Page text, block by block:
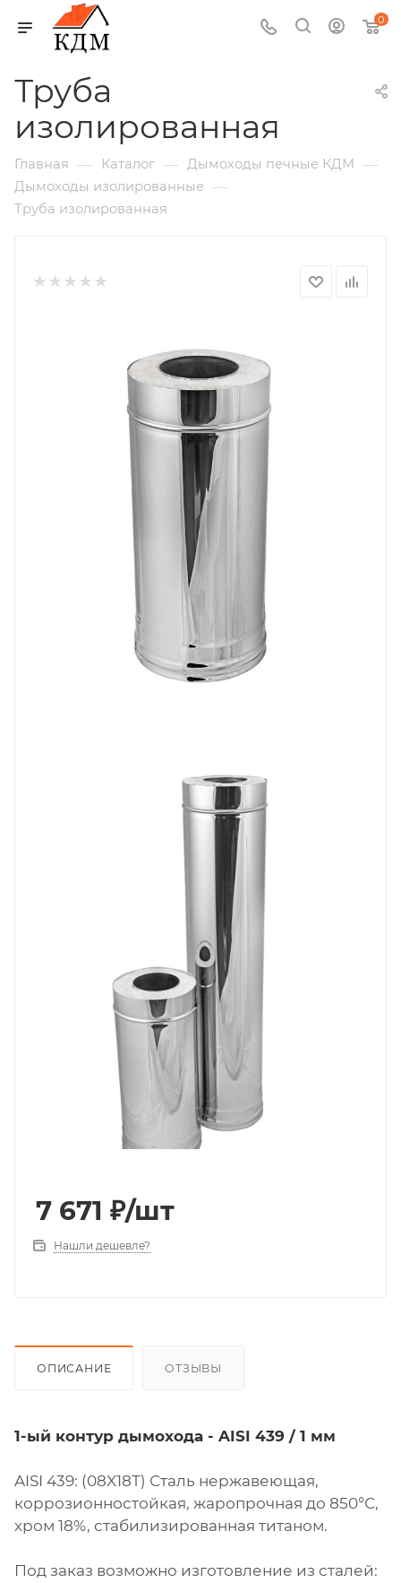
0
Труба
изолированная
Главная — Каталог — Дымоходы печные КДМ —
Дымоходы изолированные —
Труба изолированная
7 671 ₽/шт
Нашли дешевле?
ОПИСАНИЕ ОТЗЫВЫ
1-ый контур дымохода - AISI 439 / 1 мм
AISI 439: (08X18Т) Сталь нержавеющая,
коррозионностойкая, жаропрочная до 850°С,
хром 18%, стабилизированная титаном.
Под заказ возможно изготовление из сталей: